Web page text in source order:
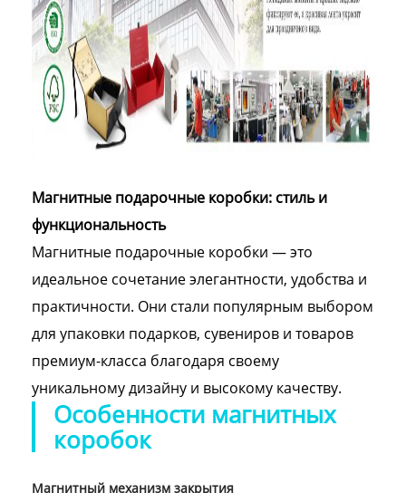
Магнитные подарочные коробки: стиль и
функциональность
Магнитные подарочные коробки — это
идеальное сочетание элегантности, удобства и
практичности. Они стали популярным выбором
для упаковки подарков, сувениров и товаров
премиум-класса благодаря своему
уникальному дизайну и высокому качеству.
Особенности магнитных
коробок
Магнитный механизм закрытия